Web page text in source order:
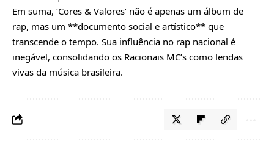
Em suma, ‘Cores & Valores’ não é apenas um álbum de
rap, mas um **documento social e artístico** que
transcende o tempo. Sua influência no rap nacional é
inegável, consolidando os Racionais MC’s como lendas
vivas da música brasileira.